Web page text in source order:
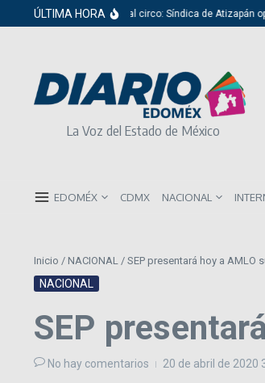
Saltar al contenido
ÚLTIMA HORA
Del cabildo al circo: Síndica de Atizapán opta por
La Voz del Estado de México
EDOMÉX CDMX NACIONAL
Inicio / NACIONAL / SEP presentará hoy a AMLO
NACIONAL
SEP
No hay comentarios 20 de abril de 2020